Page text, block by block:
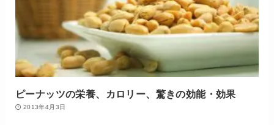
ピーナッツの栄養、カロリー、驚きの効能・効果
2013年4月3日